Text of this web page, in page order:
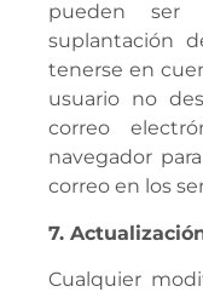
pueden ser
suplantación
tenerse en
usuario no
correo
navegador
correo en los
7.
Cualquier